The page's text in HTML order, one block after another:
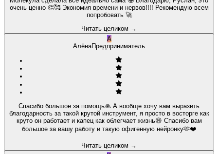
очень ценно 👏🥰 Экономия времени и нервов!!!! Рекомендую всем
попробовать 🚀
Читать целиком →
А
АлёнаПредприниматель
Спасибо большое за помощь🙏 А вообще хочу вам выразить
благодарность за такой крутой инструмент, я просто в восторге как
круто он работает и капец как облегчает жизнь😄 Спасибо вам
большое за вашу работу и такую офигенную нейронку🫶❤️
Читать целиком →